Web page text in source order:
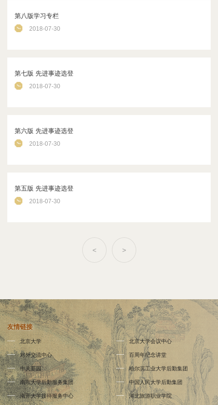
第八版学习专栏
2018-07-30
第七版 先进事迹选登
2018-07-30
第六版 先进事迹选登
2018-07-30
第五版 先进事迹选登
2018-07-30
< >
友情链接
北京大学 北京大学会议中心
对外交流中心 百周年纪念讲堂
中关新园 哈尔滨工业大学后勤集团
南京大学后勤服务集团 中国人民大学后勤集团
南开大学接待服务中心 河北旅游职业学院